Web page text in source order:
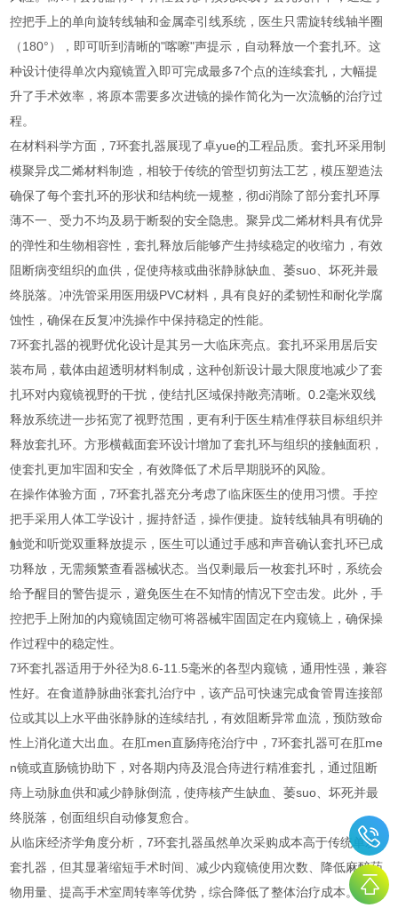
控把手上的单向旋转线轴和金属牵引线系统，医生只需旋转线轴半圈
（180°），即可听到清晰的"喀嚓"声提示，自动释放一个套扎环。这
种设计使得单次内窥镜置入即可完成最多7个点的连续套扎，大幅提
升了手术效率，将原本需要多次进镜的操作简化为一次流畅的治疗过
程。
在材料科学方面，7环套扎器展现了卓yue的工程品质。套扎环采用制
模聚异戊二烯材料制造，相较于传统的管型切剪法工艺，模压塑造法
确保了每个套扎环的形状和结构统一规整，彻di消除了部分套扎环厚
薄不一、受力不均及易于断裂的安全隐患。聚异戊二烯材料具有优异
的弹性和生物相容性，套扎释放后能够产生持续稳定的收缩力，有效
阻断病变组织的血供，促使痔核或曲张静脉缺血、萎suo、坏死并最
终脱落。冲洗管采用医用级PVC材料，具有良好的柔韧性和耐化学腐
蚀性，确保在反复冲洗操作中保持稳定的性能。
7环套扎器的视野优化设计是其另一大临床亮点。套扎环采用居后安
装布局，载体由超透明材料制成，这种创新设计最大限度地减少了套
扎环对内窥镜视野的干扰，使结扎区域保持敞亮清晰。0.2毫米双线
释放系统进一步拓宽了视野范围，更有利于医生精准俘获目标组织并
释放套扎环。方形横截面套环设计增加了套扎环与组织的接触面积，
使套扎更加牢固和安全，有效降低了术后早期脱环的风险。
在操作体验方面，7环套扎器充分考虑了临床医生的使用习惯。手控
把手采用人体工学设计，握持舒适，操作便捷。旋转线轴具有明确的
触觉和听觉双重释放提示，医生可以通过手感和声音确认套扎环已成
功释放，无需频繁查看器械状态。当仅剩最后一枚套扎环时，系统会
给予醒目的警告提示，避免医生在不知情的情况下空击发。此外，手
控把手上附加的内窥镜固定物可将器械牢固固定在内窥镜上，确保操
作过程中的稳定性。
7环套扎器适用于外径为8.6-11.5毫米的各型内窥镜，通用性强，兼容
性好。在食道静脉曲张套扎治疗中，该产品可快速完成食管胃连接部
位或其以上水平曲张静脉的连续结扎，有效阻断异常血流，预防致命
性上消化道大出血。在肛men直肠痔疮治疗中，7环套扎器可在肛me
n镜或直肠镜协助下，对各期内痔及混合痔进行精准套扎，通过阻断
痔上动脉血供和减少静脉倒流，使痔核产生缺血、萎suo、坏死并最
终脱落，创面组织自动修复愈合。
从临床经济学角度分析，7环套扎器虽然单次采购成本高于传统单发
套扎器，但其显著缩短手术时间、减少内窥镜使用次数、降低麻醉药
物用量、提高手术室周转率等优势，综合降低了整体治疗成本。同